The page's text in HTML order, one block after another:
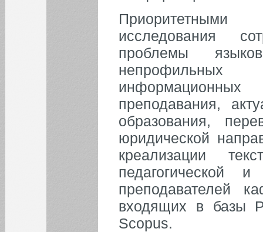
исследования
проблемы
преподавания,
образования,
юридической
креализации
педагогической
преподавателей
входящих в базы
Scopus.